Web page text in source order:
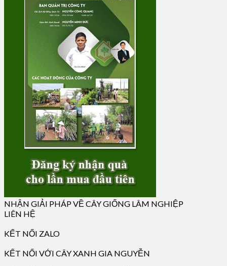
NHẬN GIẢI PHÁP VỀ CÂY GIỐNG LÂM NGHIỆP
LIÊN HỆ
KẾT NỐI ZALO
KẾT NỐI VỚI CÂY XANH GIA NGUYỄN